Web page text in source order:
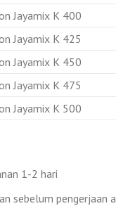
Jayamix K 400
Jayamix K 425
Jayamix K 450
Jayamix K 475
Jayamix K 500
1-2 hari
sebelum pengerjaan